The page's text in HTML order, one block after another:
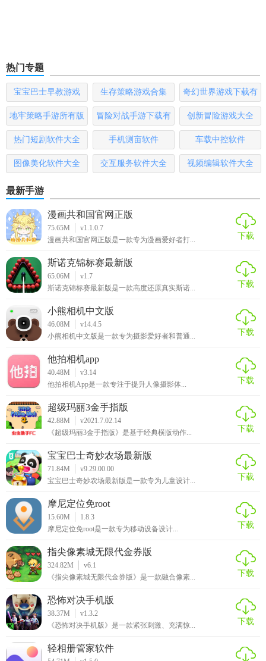
热门专题
宝宝巴士早教游戏 生存策略游戏合集
奇幻世界游戏下载有
哪些
地牢策略手游所有版
本
冒险对战手游下载有
哪些
创新冒险游戏大全
热门短剧软件大全 手机测亩软件 车载中控软件
图像美化软件大全 交互服务软件大全 视频编辑软件大全
最新手游
漫画共和国官网正版
75.65M
v1.1.0.7
漫画共和国官网正版是一款专为漫画爱好者打...
下载
斯诺克锦标赛最新版
65.06M
v1.7
斯诺克锦标赛最新版是一款高度还原真实斯诺...
下载
小熊相机中文版
46.08M
v14.4.5
小熊相机中文版是一款专为摄影爱好者和普通...
下载
他拍相机app
40.48M
v3.14
他拍相机App是一款专注于提升人像摄影体...
下载
超级玛丽3金手指版
42.88M
v2021.7.02.14
《超级玛丽3金手指版》是基于经典横版动作...
下载
宝宝巴士奇妙农场最新版
71.84M
v9.29.00.00
宝宝巴士奇妙农场最新版是一款专为儿童设计...
下载
摩尼定位免root
15.60M
1.8.3
摩尼定位免root是一款专为移动设备设计...
下载
指尖像素城无限代金券版
324.82M
v6.1
《指尖像素城无限代金券版》是一款融合像素...
下载
恐怖对决手机版
38.37M
v1.3.2
《恐怖对决手机版》是一款紧张刺激、充满惊...
下载
轻相册管家软件